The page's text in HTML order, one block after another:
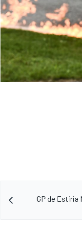
MÁS CATEGORÍAS
GP de Estiria